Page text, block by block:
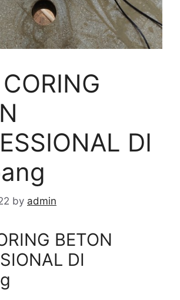
DI
by admin
BETON
DI